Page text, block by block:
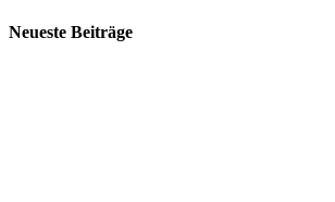
Neueste Beiträge